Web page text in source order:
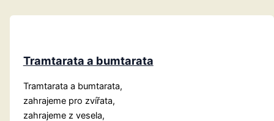
Tramtarata a bumtarata
Tramtarata a bumtarata,
zahrajeme pro zvířata,
zahrajeme z vesela,